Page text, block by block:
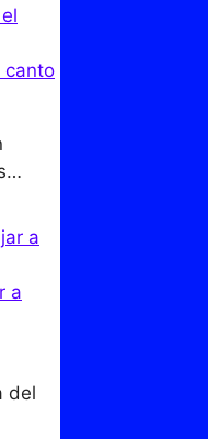
canto
a
del